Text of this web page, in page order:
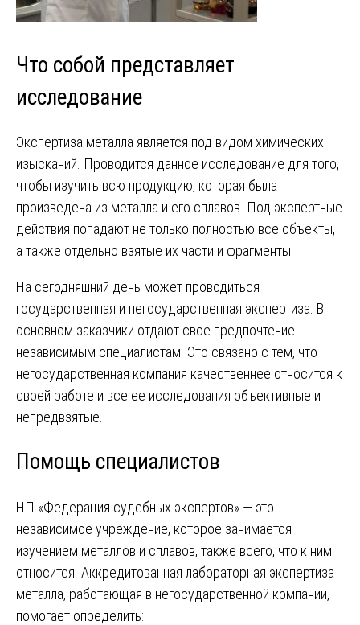
Что собой представляет
исследование
Экспертиза металла является под видом химических
изысканий. Проводится данное исследование для того,
чтобы изучить всю продукцию, которая была
произведена из металла и его сплавов. Под экспертные
действия попадают не только полностью все объекты,
а также отдельно взятые их части и фрагменты.
На сегодняшний день может проводиться
государственная и негосударственная экспертиза. В
основном заказчики отдают свое предпочтение
независимым специалистам. Это связано с тем, что
негосударственная компания качественнее относится к
своей работе и все ее исследования объективные и
непредвзятые.
Помощь специалистов
НП «Федерация судебных экспертов» — это
независимое учреждение, которое занимается
изучением металлов и сплавов, также всего, что к ним
относится. Аккредитованная лабораторная экспертиза
металла, работающая в негосударственной компании,
помогает определить: